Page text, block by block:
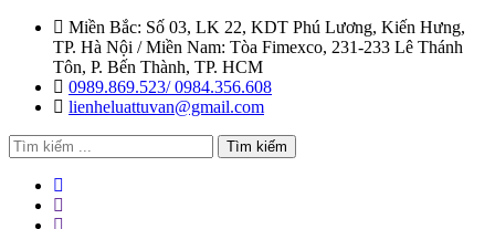
Miền Bắc: Số 03, LK 22, KDT Phú Lương, Kiến Hưng,
TP. Hà Nội / Miền Nam: Tòa Fimexco, 231-233 Lê Thánh
Tôn, P. Bến Thành, TP. HCM
0989.869.523/ 0984.356.608
lienheluattuvan@gmail.com
Tìm kiếm